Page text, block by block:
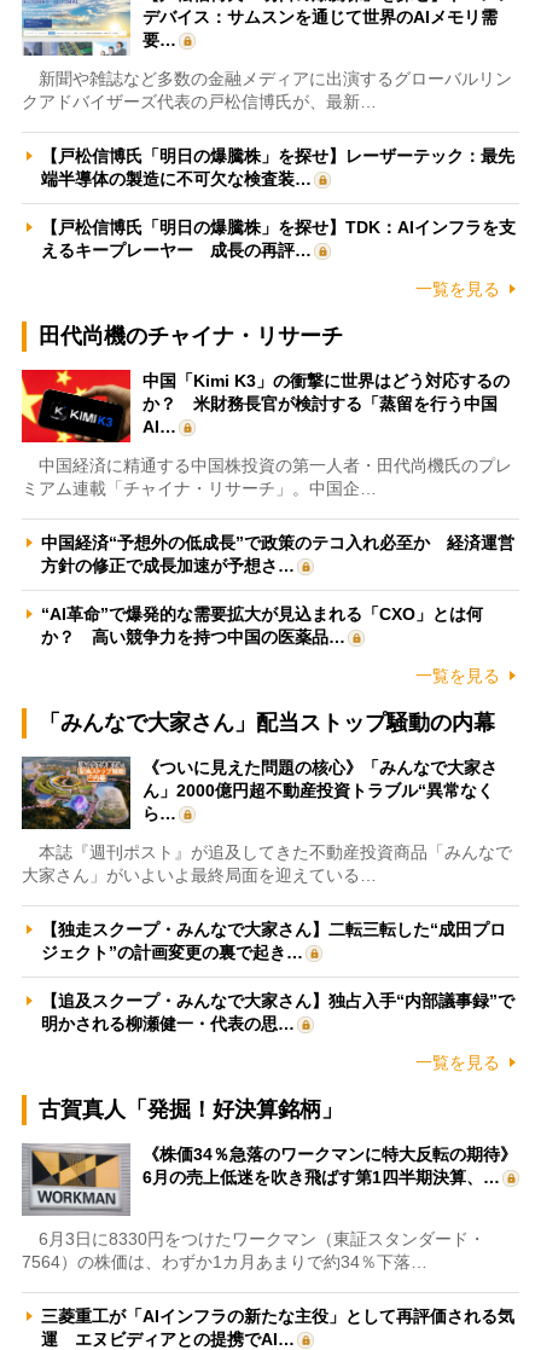
デバイス：サムスンを通じて世界のAIメモリ需
要…
新聞や雑誌など多数の金融メディアに出演するグローバルリン
クアドバイザーズ代表の戸松信博氏が、最新…
【戸松信博氏「明日の爆騰株」を探せ】レーザーテック：最先
端半導体の製造に不可欠な検査装…
【戸松信博氏「明日の爆騰株」を探せ】TDK：AIインフラを支
えるキープレーヤー 成長の再評…
一覧を見る
田代尚機のチャイナ・リサーチ
中国「Kimi K3」の衝撃に世界はどう対応するの
か？ 米財務長官が検討する「蒸留を行う中国
AI…
中国経済に精通する中国株投資の第一人者・田代尚機氏のプレ
ミアム連載「チャイナ・リサーチ」。中国企…
中国経済“予想外の低成長”で政策のテコ入れ必至か 経済運営
方針の修正で成長加速が予想さ…
“AI革命”で爆発的な需要拡大が見込まれる「CXO」とは何
か？ 高い競争力を持つ中国の医薬品…
一覧を見る
「みんなで大家さん」配当ストップ騒動の内幕
《ついに見えた問題の核心》「みんなで大家さ
ん」2000億円超不動産投資トラブル“異常なく
ら…
本誌『週刊ポスト』が追及してきた不動産投資商品「みんなで
大家さん」がいよいよ最終局面を迎えている…
【独走スクープ・みんなで大家さん】二転三転した“成田プロ
ジェクト”の計画変更の裏で起き…
【追及スクープ・みんなで大家さん】独占入手“内部議事録”で
明かされる柳瀬健一・代表の思…
一覧を見る
古賀真人「発掘！好決算銘柄」
《株価34％急落のワークマンに特大反転の期待》
6月の売上低迷を吹き飛ばす第1四半期決算、…
6月3日に8330円をつけたワークマン（東証スタンダード・
7564）の株価は、わずか1カ月あまりで約34％下落…
三菱重工が「AIインフラの新たな主役」として再評価される気
運 エヌビディアとの提携でAI…